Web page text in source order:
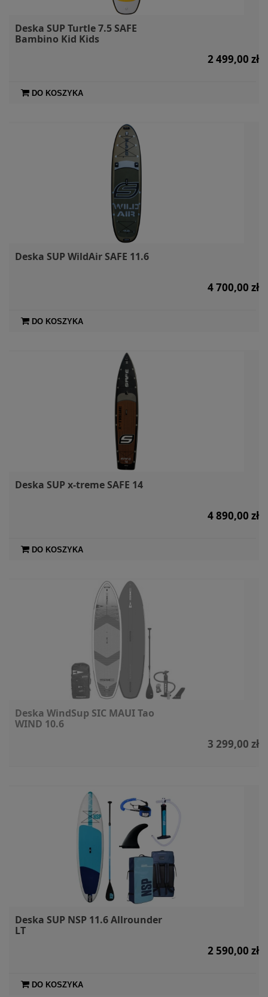
Deska SUP Turtle 7.5 SAFE
Bambino Kid Kids
2 499,00 zł
DO KOSZYKA
Deska SUP WildAir SAFE 11.6
4 700,00 zł
DO KOSZYKA
Deska SUP x-treme SAFE 14
4 890,00 zł
DO KOSZYKA
Deska WindSup SIC MAUI Tao
WIND 10.6
3 299,00 zł
Deska SUP NSP 11.6 Allrounder
LT
2 590,00 zł
DO KOSZYKA